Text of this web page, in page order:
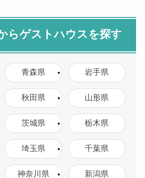
らゲストハウスを探す
青森県 岩手県
秋田県 山形県
茨城県 栃木県
埼玉県 千葉県
神奈川県 新潟県